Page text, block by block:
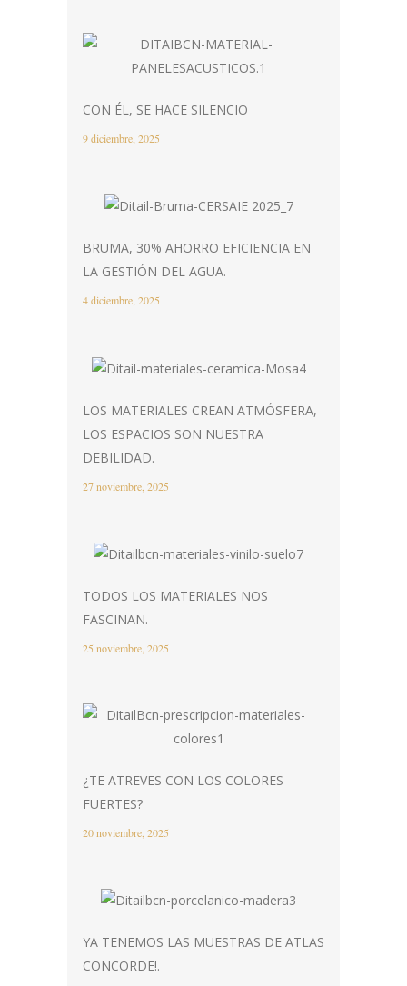
CON ÉL, SE HACE SILENCIO
9 diciembre, 2025
BRUMA, 30% AHORRO EFICIENCIA EN
LA GESTIÓN DEL AGUA.
4 diciembre, 2025
LOS MATERIALES CREAN ATMÓSFERA,
LOS ESPACIOS SON NUESTRA
DEBILIDAD.
27 noviembre, 2025
TODOS LOS MATERIALES NOS
FASCINAN.
25 noviembre, 2025
¿TE ATREVES CON LOS COLORES
FUERTES?
20 noviembre, 2025
YA TENEMOS LAS MUESTRAS DE ATLAS
CONCORDE!.